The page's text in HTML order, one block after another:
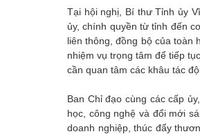
Tại hội nghị, Bí thư Tỉnh ủy
ủy, chính quyền từ tỉnh đến
liên thông, đồng bộ của toàn
nhiệm vụ trọng tâm để tiếp
cần quan tâm các khâu tác
Ban Chỉ đạo cùng các cấp
học, công nghệ và đổi mới
doanh nghiệp, thúc đẩy